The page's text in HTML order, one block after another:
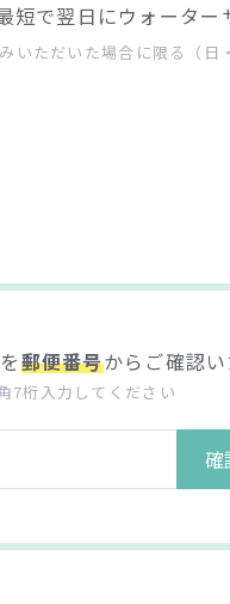
短で翌日にウォーター
いただいた場合に限る（日
郵便番号からご確認い
7桁入力してください